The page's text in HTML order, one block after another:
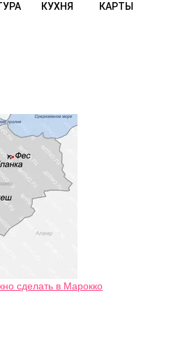
КУХНЯ КАРТЫ